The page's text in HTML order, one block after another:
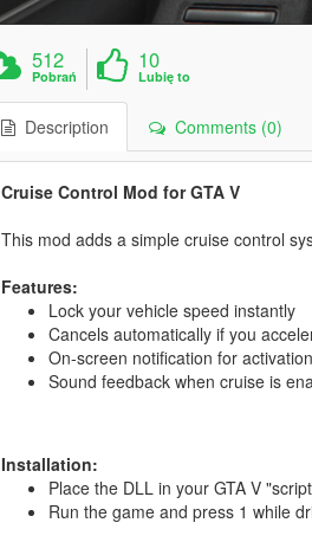
512
Pobrań
10
Lubię to
Description Comments (0)
Cruise Control Mod for GTA V
This mod adds a simple cruise control
Features:
Lock your vehicle speed instantly
Cancels automatically if you
On-screen notification for activation
Sound feedback when cruise is
Installation:
Place the DLL in your GTA V
Run the game and press 1 while